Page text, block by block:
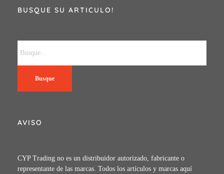
BUSQUE SU ARTICULO!
Busque
AVISO
CYP Trading no es un distribuidor autorizado, fabricante o
representante de las marcas. Todos los artículos y marcas aquí